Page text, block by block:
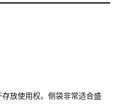
放使用权。侧袋非常适合盛